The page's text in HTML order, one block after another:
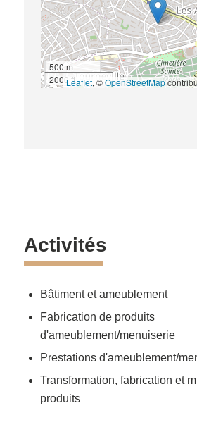
500 m
2000 ftLeaflet, ©OpenStreetMap
Activités
Bâtiment et ameublement
Fabrication de produits
d'ameublement/menuiserie
Prestations d'ameublement/
Transformation, fabrication et
produits